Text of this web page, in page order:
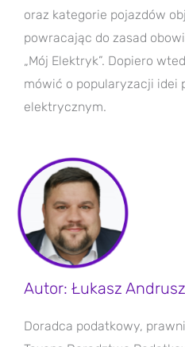
oraz kategorie pojazdów
powracając do zasad
„Mój Elektryk”. Dopiero
mówić o popularyzacji idei
elektrycznym.
Autor: Łukasz
Doradca podatkowy,